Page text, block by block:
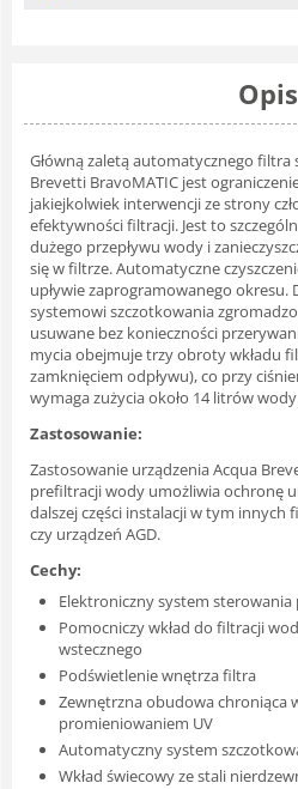
Opis
Główną zaletą automatycznego filtra
Brevetti BravoMATIC jest
jakiejkolwiek interwencji ze strony
efektywności filtracji. Jest to
dużego przepływu wody i
się w filtrze. Automatyczne
upływie zaprogramowanego okresu.
systemowi szczotkowania
usuwane bez konieczności
mycia obejmuje trzy obroty wkładu
zamknięciem odpływu), co przy
wymaga zużycia około 14 litrów
Zastosowanie:
Zastosowanie urządzenia Acqua
prefiltracji wody umożliwia ochronę
dalszej części instalacji w tym innych
czy urządzeń AGD.
Cechy:
Elektroniczny system sterowania
Pomocniczy wkład do filtracji
wstecznego
Podświetlenie wnętrza filtra
Zewnętrzna obudowa chroniąca
promieniowaniem UV
Automatyczny system
Wkład świecowy ze stali